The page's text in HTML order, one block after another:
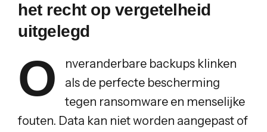
het recht op vergetelheid
uitgelegd
O
nveranderbare backups klinken
als de perfecte bescherming
tegen ransomware en menselijke
fouten. Data kan niet worden aangepast of